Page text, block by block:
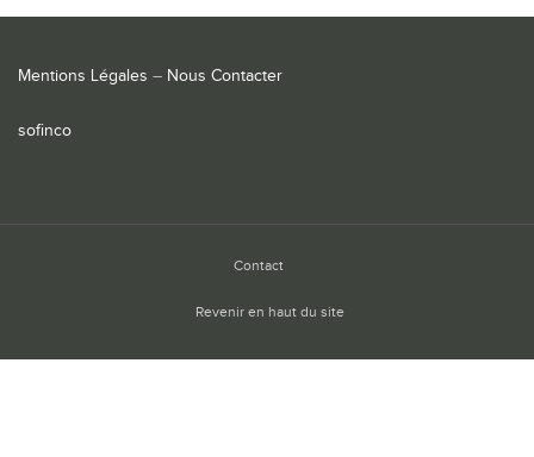
Mentions Légales – Nous Contacter
sofinco
Contact
Revenir en haut du site